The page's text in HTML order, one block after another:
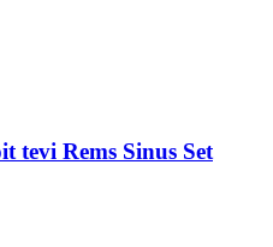
tevi Rems Sinus Set